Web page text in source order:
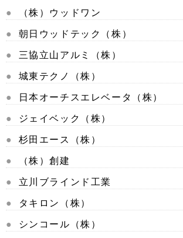
（株）ウッドワン
朝日ウッドテック（株）
三協立山アルミ（株）
城東テクノ（株）
日本オーチスエレベータ（株）
ジェイベック（株）
杉田エース（株）
（株）創建
立川ブラインド工業
タキロン（株）
シンコール（株）